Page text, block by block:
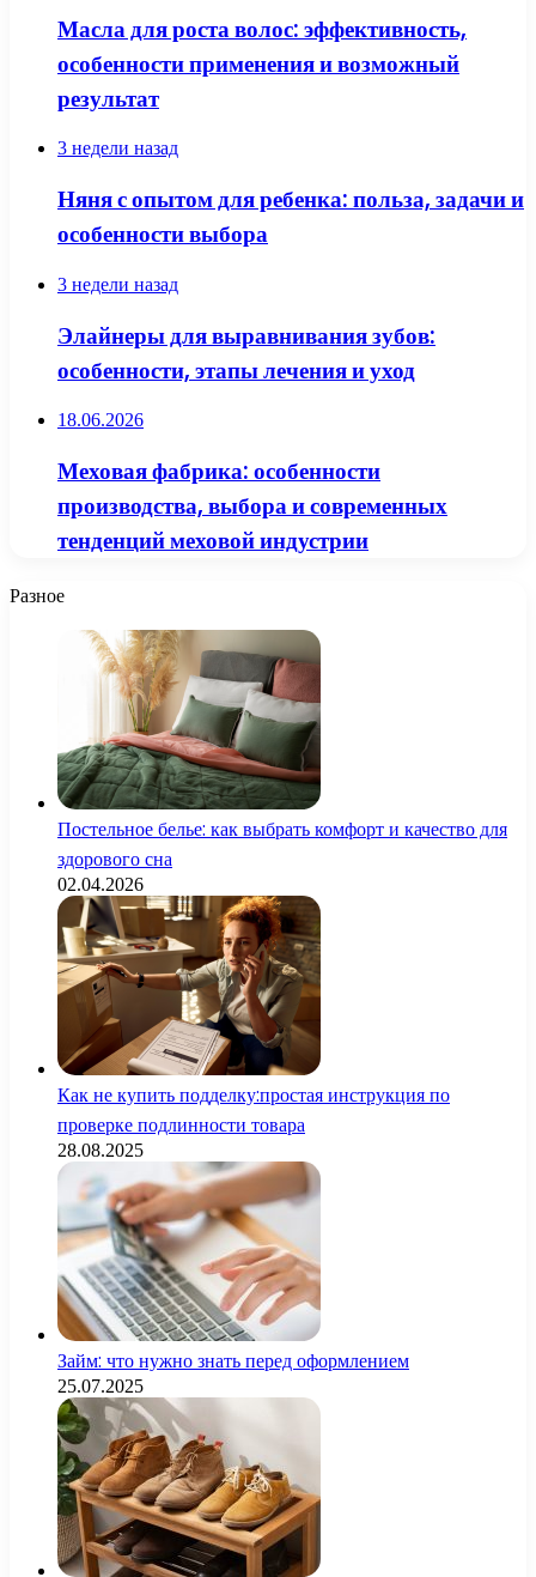
Масла для роста волос: эффективность,
особенности применения и возможный
результат
3 недели назад
Няня с опытом для ребенка: польза, задачи и
особенности выбора
3 недели назад
Элайнеры для выравнивания зубов:
особенности, этапы лечения и уход
18.06.2026
Меховая фабрика: особенности
производства, выбора и современных
тенденций меховой индустрии
Разное
Постельное белье: как выбрать комфорт и качество для
здорового сна
02.04.2026
Как не купить подделку:простая инструкция по
проверке подлинности товара
28.08.2025
Займ: что нужно знать перед оформлением
25.07.2025